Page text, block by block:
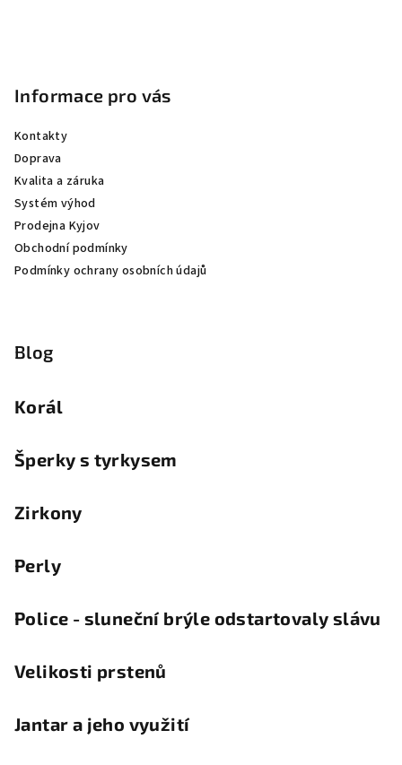
Informace pro vás
Kontakty
Doprava
Kvalita a záruka
Systém výhod
Prodejna Kyjov
Obchodní podmínky
Podmínky ochrany osobních údajů
Blog
Korál
Šperky s tyrkysem
Zirkony
Perly
Police - sluneční brýle odstartovaly slávu
Velikosti prstenů
Jantar a jeho využití